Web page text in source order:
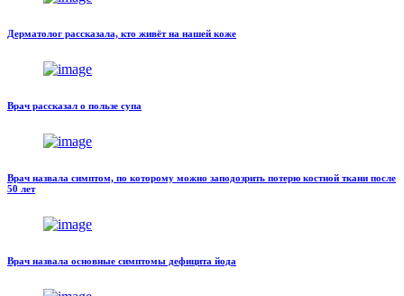
Дерматолог рассказала, кто живёт на нашей коже
Врач рассказал о пользе супа
Врач назвала симптом, по которому можно заподозрить потерю костной ткани после
50 лет
Врач назвала основные симптомы дефицита йода